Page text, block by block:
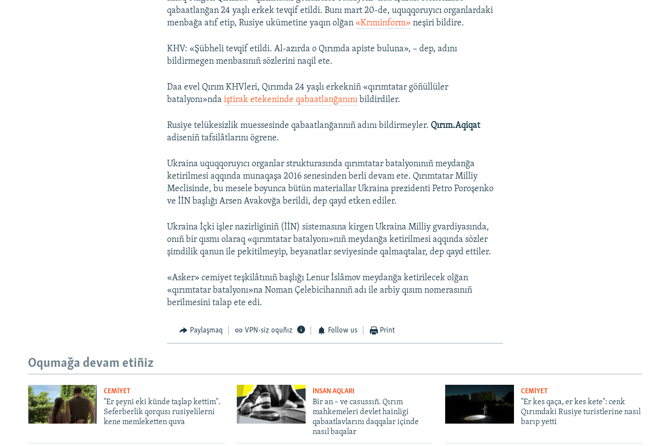
qabaatlanğan 24 yaşlı erkek tevqif etildi. Bunı mart 20-de, uquqqoruyıcı organlardaki
menbağa atıf etip, Rusiye ukümetine yaqın olğan «Krıminform» neşiri bildire.
KHV: «Şübheli tevqif etildi. Al-azırda o Qırımda apiste buluna», – dep, adını
bildirmegen menbasınıñ sözlerini naqil ete.
Daa evel Qırım KHVleri, Qırımda 24 yaşlı erkekniñ «qırımtatar göñüllüler
batalyonı»ndaiştirak etekeninde qabaatlanğanını bildirdiler.
Rusiye telükesizlik muessesinde qabaatlanğannıñ adını bildirmeyler. Qırım.Aqiqat
adiseniñ tafsilâtlarını ögrene.
Ukraina uquqqoruyıcı organlar strukturasında qırımtatar batalyonınıñ meydanğa
ketirilmesi aqqında munaqaşa 2016 senesinden berli devam ete. Qırımtatar Milliy
Meclisinde, bu mesele boyunca bütün materiallar Ukraina prezidenti Petro Poroşenko
ve İİN başlığı Arsen Avakovğa berildi, dep qayd etken ediler.
Ukraina İçki işler nazirliginiñ (İİN) sistemasına kirgen Ukraina Milliy gvardiyasında,
onıñ bir qısmı olaraq «qırımtatar batalyonı»nıñ meydanğa ketirilmesi aqqında sözler
şimdilik qanun ile pekitilmeyip, beyanatlar seviyesinde qalmaqtalar, dep qayd ettiler.
«Asker» cemiyet teşkilâtınıñ başlığı Lenur İslâmov meydanğa ketirilecek olğan
«qırımtatar batalyonı»na Noman Çelebicihannıñ adı ile arbiy qısım nomerasınıñ
berilmesini talap ete edi.
Paylaşmaq VPN-siz oquñız Follow us Print
Oqumağa devam etiñiz
CEMİYET
"Er şeyni eki künde taşlap kettim".
Seferberlik qorqusı rusiyelilerni
kene memleketten quva
İNSAN AQLARI
Bir an – ve casussıñ. Qırım
mahkemeleri devlet hainligi
qabaatlavlarını daqqalar içinde
nasıl baqalar
CEMİYET
"Er kes qaça, er kes kete": cenk
Qırımdaki Rusiye turistlerine nasıl
barıp yetti